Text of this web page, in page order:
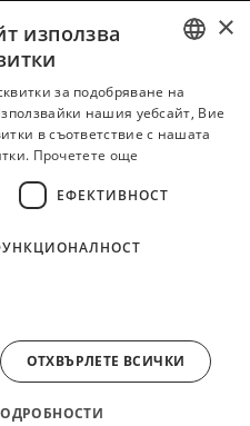
права запазени.
BULGARIAN
ENGLISH
×
използва
за подобряване на
нашия уебсайт, Вие
в съответствие с нашата
Прочетете още
ЕФЕКТИВНОСТ
ОТХВЪРЛЕТЕ ВСИЧКИ